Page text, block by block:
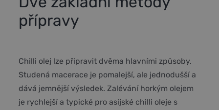
přípravy
Chilli olej lze připravit dvěma hlavními způsoby.
Studená macerace je pomalejší, ale jednodušší a
dává jemnější výsledek. Zalévání horkým olejem
je rychlejší a typické pro asijské chilli oleje s